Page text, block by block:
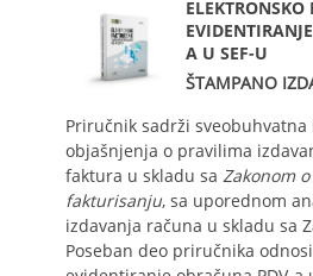
A U SEF-U
ŠTAMPANO
Priručnik sadrži
objašnjenja o pravilima
faktura u skladu sa Zakonom
fakturisanju, sa uporednom
izdavanja računa u skladu sa
Poseban deo priručnika